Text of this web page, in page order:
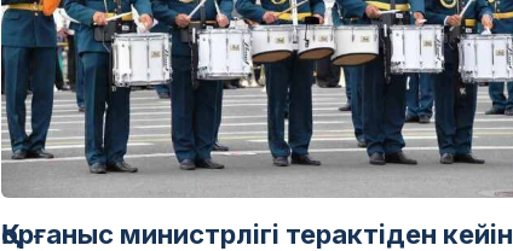
Қорғаныс министрлігі терактіден кейін